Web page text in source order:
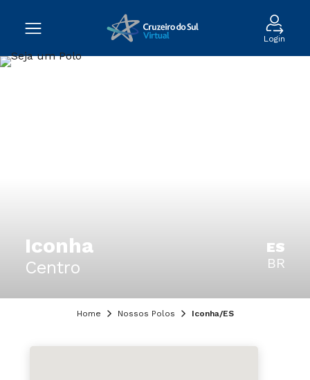
Login
Iconha
Centro
ES
BR
Home Nossos Polos Iconha/ES